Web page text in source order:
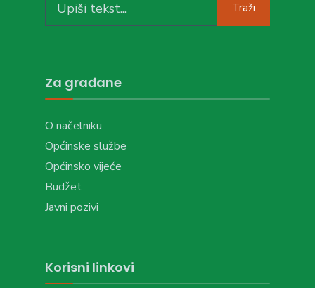
for:
Traži
Za građane
O načelniku
Općinske službe
Općinsko vijeće
Budžet
Javni pozivi
Korisni linkovi